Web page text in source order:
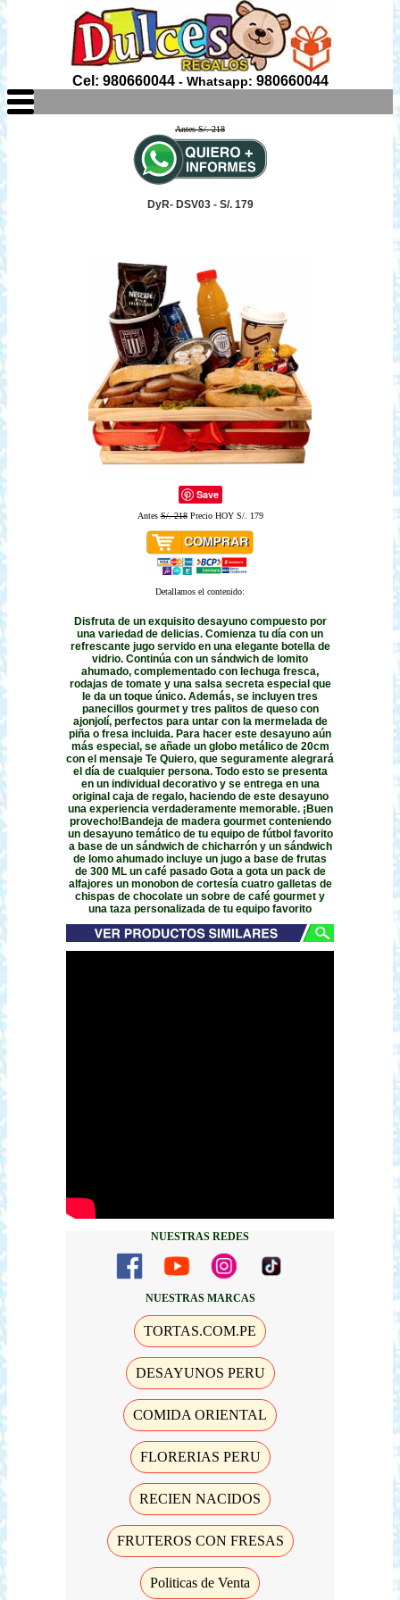
Cel: 980660044- Whatsapp: 980660044
Antes S/. 218
DyR- DSV03 - S/. 179
Save
AntesS/. 218Precio HOY S/. 179
Detallamos el contenido:
Disfruta de un exquisito desayuno compuesto por
una variedad de delicias. Comienza tu día con un
refrescante jugo servido en una elegante botella de
vidrio. Continúa con un sándwich de lomito
ahumado, complementado con lechuga fresca,
rodajas de tomate y una salsa secreta especial que
le da un toque único. Además, se incluyen tres
panecillos gourmet y tres palitos de queso con
ajonjolí, perfectos para untar con la mermelada de
piña o fresa incluida. Para hacer este desayuno aún
más especial, se añade un globo metálico de 20cm
con el mensaje Te Quiero, que seguramente alegrará
el día de cualquier persona. Todo esto se presenta
en un individual decorativo y se entrega en una
original caja de regalo, haciendo de este desayuno
una experiencia verdaderamente memorable. ¡Buen
provecho!Bandeja de madera gourmet conteniendo
un desayuno temático de tu equipo de fútbol favorito
a base de un sándwich de chicharrón y un sándwich
de lomo ahumado incluye un jugo a base de frutas
de 300 ML un café pasado Gota a gota un pack de
alfajores un monobon de cortesía cuatro galletas de
chispas de chocolate un sobre de café gourmet y
una taza personalizada de tu equipo favorito
NUESTRAS REDES
NUESTRAS MARCAS
TORTAS.COM.PE
DESAYUNOS PERU
COMIDA ORIENTAL
FLORERIAS PERU
RECIEN NACIDOS
FRUTEROS CON FRESAS
Politicas de Venta